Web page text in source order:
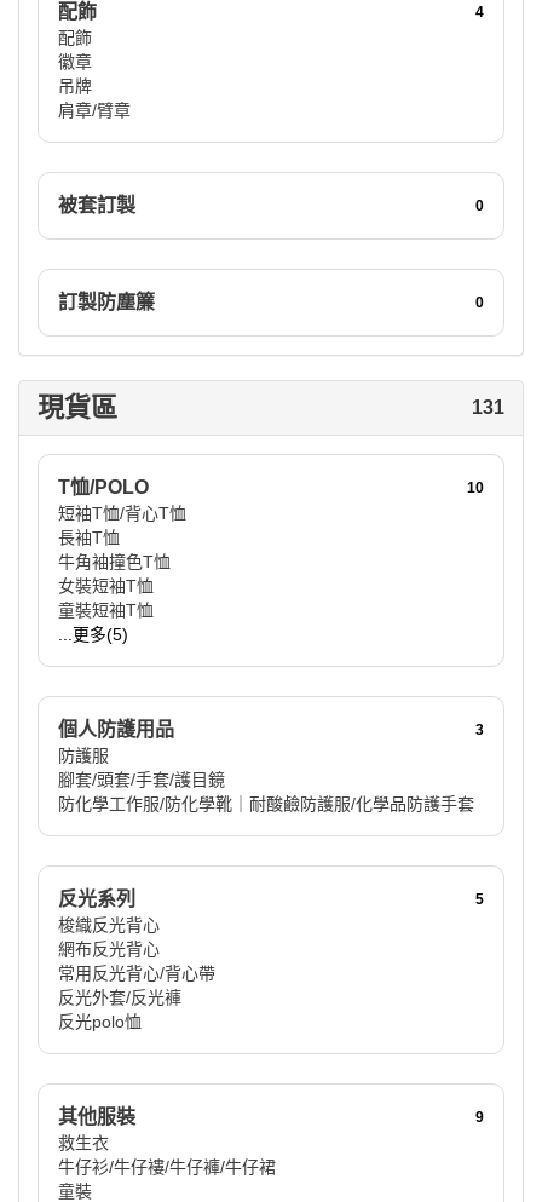
配飾 4
配飾
徽章
吊牌
肩章/臂章
被套訂製 0
訂製防塵簾 0
現貨區 131
T恤/POLO 10
短袖T恤/背心T恤
長袖T恤
牛角袖撞色T恤
女裝短袖T恤
童裝短袖T恤
...更多(5)
個人防護用品 3
防護服
腳套/頭套/手套/護目鏡
防化學工作服/防化學靴｜耐酸鹼防護服/化學品防護手套
反光系列 5
梭織反光背心
網布反光背心
常用反光背心/背心帶
反光外套/反光褲
反光polo恤
其他服裝 9
救生衣
牛仔衫/牛仔褸/牛仔褲/牛仔裙
童裝